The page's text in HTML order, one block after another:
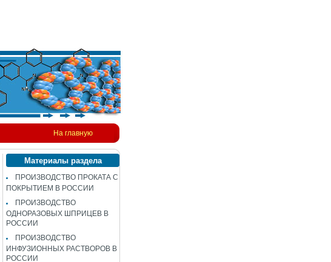
На главную
Материалы раздела
ПРОИЗВОДСТВО ПРОКАТА С
ПОКРЫТИЕМ В РОССИИ
ПРОИЗВОДСТВО
ОДНОРАЗОВЫХ ШПРИЦЕВ В
РОССИИ
ПРОИЗВОДСТВО
ИНФУЗИОННЫХ РАСТВОРОВ В
РОССИИ